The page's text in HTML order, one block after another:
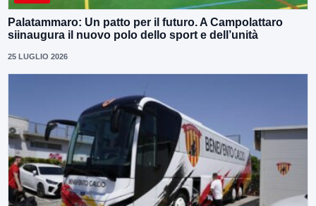
Palatammaro: Un patto per il futuro. A Campolattaro
siinaugura il nuovo polo dello sport e dell’unità
25 LUGLIO 2026